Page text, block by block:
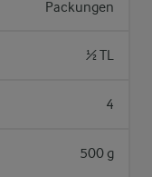
Packungen
½ TL
4
500 g